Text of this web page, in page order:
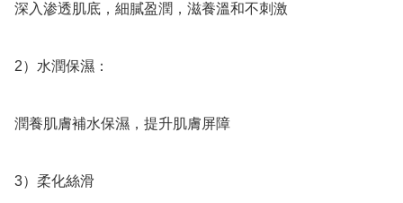
深入渗透肌底，細膩盈潤，滋養溫和不刺激
2）水潤保濕：
潤養肌膚補水保濕，提升肌膚屏障
3）柔化絲滑